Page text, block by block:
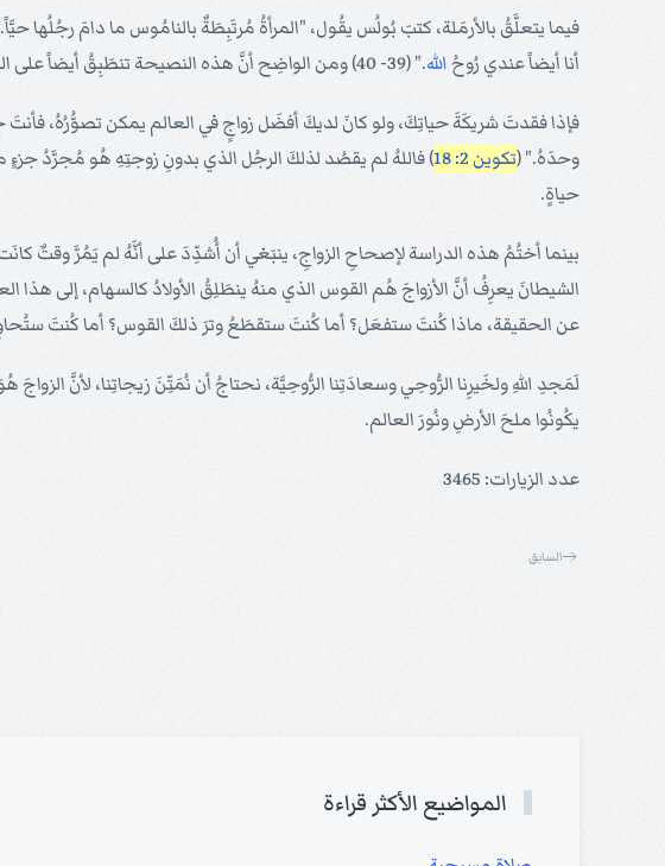
فيما يتعلَّقُ بالأرمَلة، كتبَ بُولُس يقُول، "المرأةُ مُرتَبِطَةٌ بالنامُوس ما دامَ
أنا أيضاً عندي رُوحُ الله." (39- 40) ومن الواضِح أنَّ هذه النصيحة تنطَبِقُ أيضاً على الرجال الذين يفقُدُونَ زوجاتِهم.
فإذا فقدتَ شريكَةَ حياتِكَ، ولو كانَ لديكَ أفضَل زواجٍ في العالم يمكن تصوُّرُهُ،
وحدَهُ." (تكوين 2: 18
) فاللهُ لم يقصُد لذلكَ الرجُل الذي بدونِ زوجتِهِ هُو مُجرَّدُ
حياةٍ.
بينما أختُمُ هذه الدراسة لإصحاحِ الزواجِ، ينبَغي أن أُشدِّدَ على أنَّهُ لم يَمُرَّ وقتٌ
عن الحقيقة، ماذا كُنتَ ستفعَل؟ أما كُنتَ ستقطَعُ وترَ ذلكَ القوس؟ أما كُنتَ
لَمَجدِ اللهِ ولخَيرِنا الرُّوحِي وسعادَتِنا الرُّوحِيَّة، نحتاجُ أن نُمَتِّنَ زيجاتِنا، لأنَّ الزواجَ
يكُونُوا ملحَ الأرضِ ونُورَ العالم.
عدد الزيارات: 3465
السابق
المواضيع الأكثر قراءة